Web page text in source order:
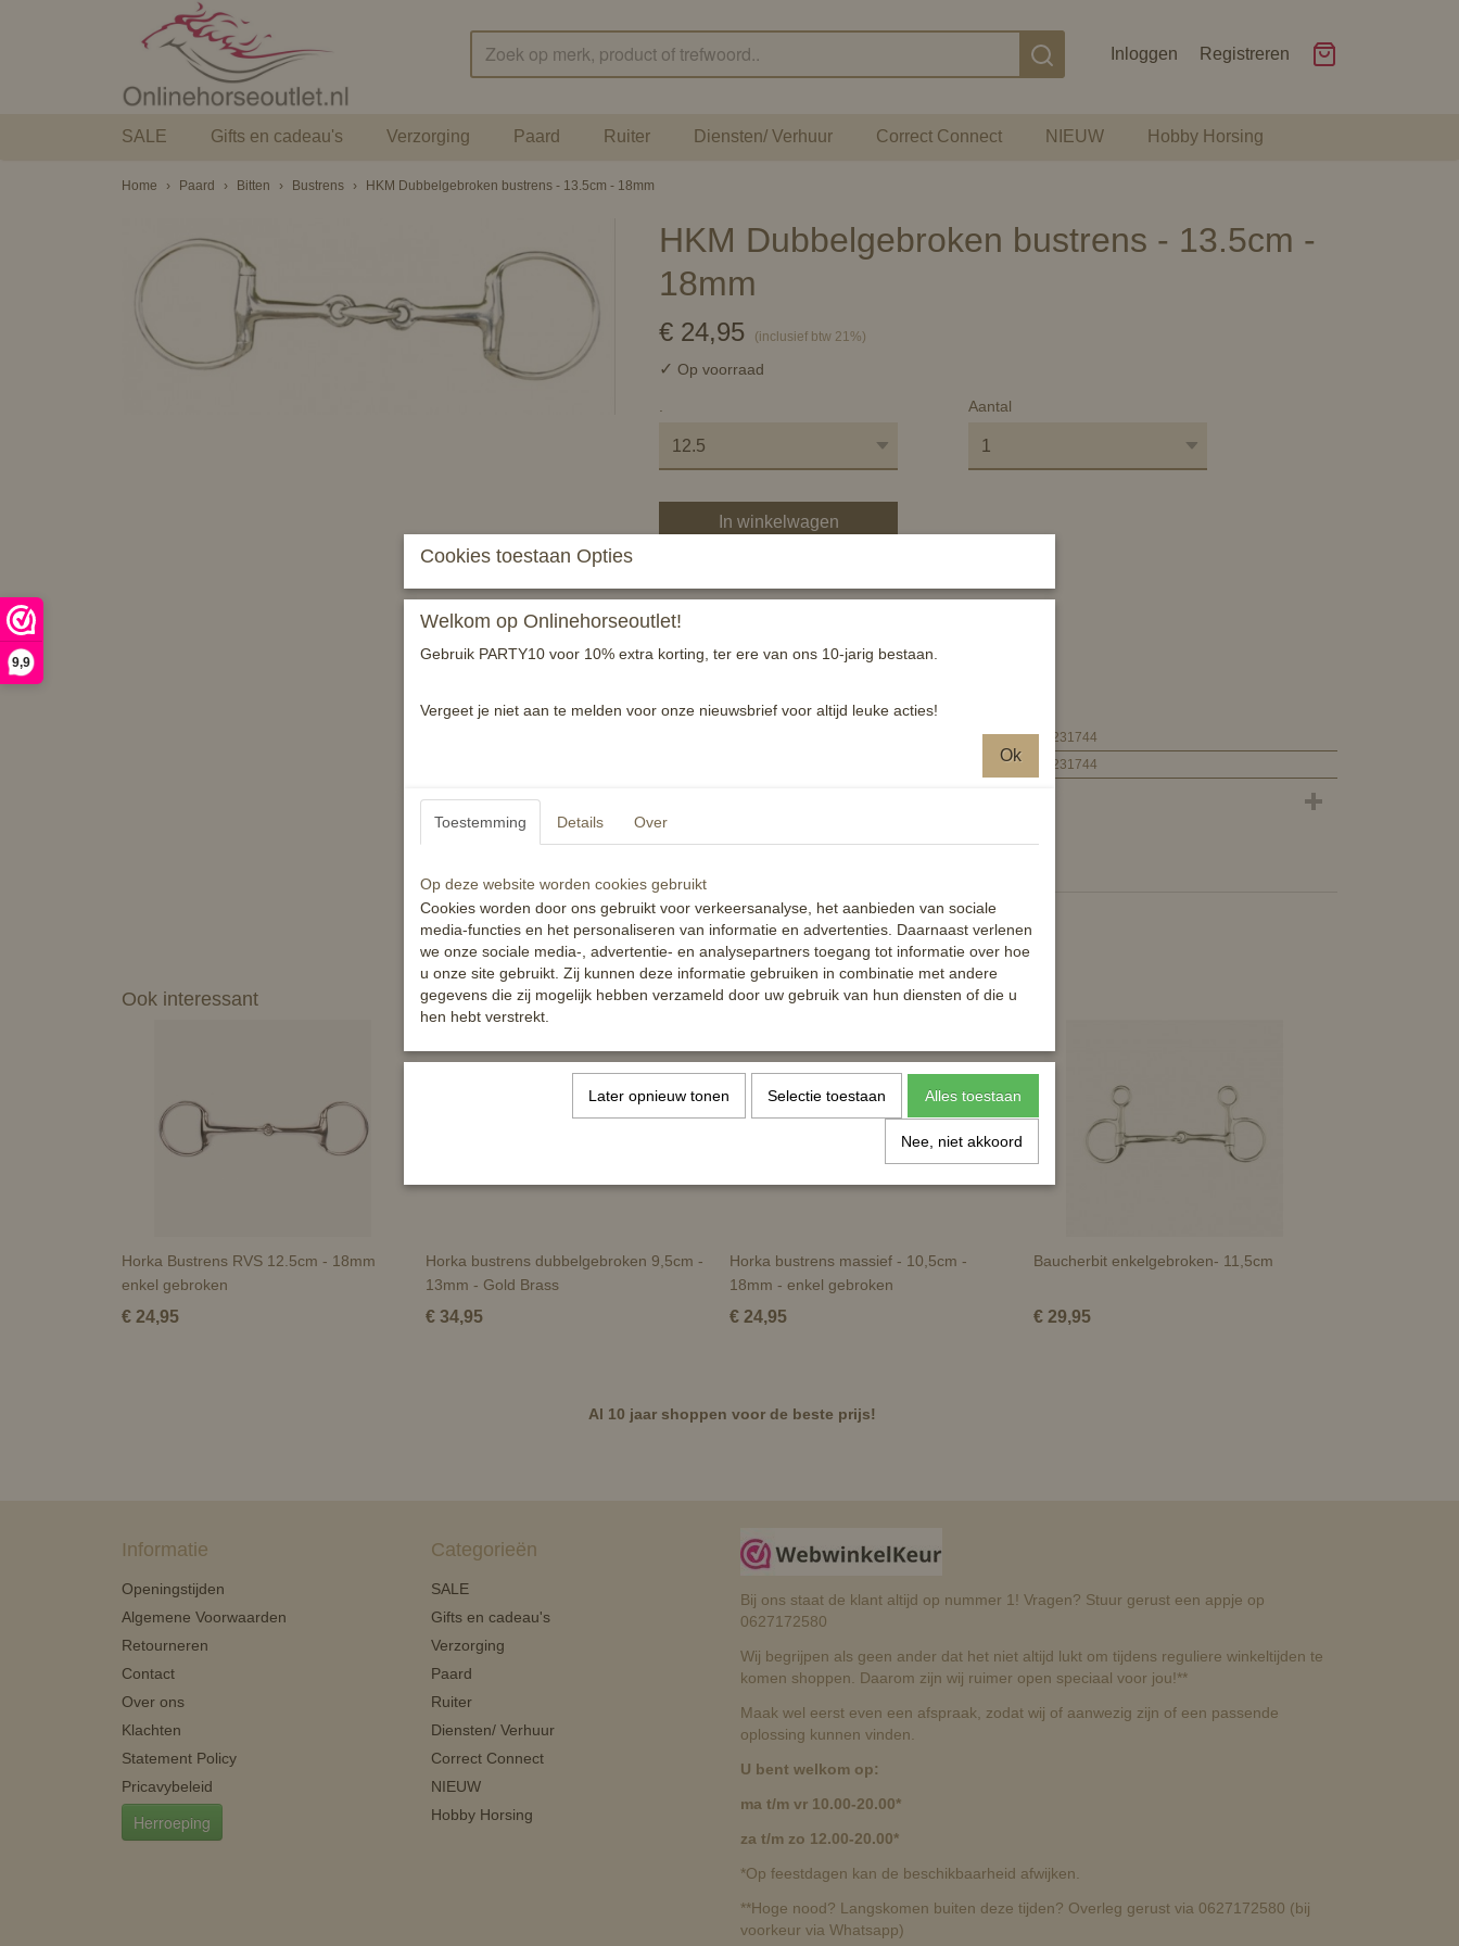
9,9
Inloggen Registreren
SALE Gifts en cadeau's Verzorging Paard Ruiter Diensten/ Verhuur Correct Connect NIEUW Hobby Horsing
Home › Paard › Bitten › Bustrens › HKM Dubbelgebroken bustrens - 13.5cm - 18mm
HKM Dubbelgebroken bustrens - 13.5cm -
18mm
€ 24,95 (inclusief btw 21%)
✓ Op voorraad
Aantal
In winkelwagen
Doorsnee bitring 65mm
Dikte mondstuk 18mm
Specificaties
4000315231744
4000315231744
Ook interessant
Horka Bustrens RVS 12.5cm - 18mm
enkel gebroken
€ 24,95
Horka bustrens dubbelgebroken 9,5cm -
13mm - Gold Brass
€ 34,95
Horka bustrens massief - 10,5cm -
18mm - enkel gebroken
€ 24,95
Baucherbit enkelgebroken- 11,5cm
€ 29,95
Al 10 jaar shoppen voor de beste prijs!
Informatie
Openingstijden
Algemene Voorwaarden
Retourneren
Contact
Over ons
Klachten
Statement Policy
Pricavybeleid
Herroeping
Categorieën
SALE
Gifts en cadeau's
Verzorging
Paard
Ruiter
Diensten/ Verhuur
Correct Connect
NIEUW
Hobby Horsing
Bij ons staat de klant altijd op nummer 1! Vragen? Stuur gerust een appje op
0627172580
Wij begrijpen als geen ander dat het niet altijd lukt om tijdens reguliere winkeltijden te
komen shoppen. Daarom zijn wij ruimer open speciaal voor jou!**
Maak wel eerst even een afspraak, zodat wij of aanwezig zijn of een passende
oplossing kunnen vinden.
U bent welkom op:
ma t/m vr 10.00-20.00*
za t/m zo 12.00-20.00*
*Op feestdagen kan de beschikbaarheid afwijken.
**Hoge nood? Langskomen buiten deze tijden? Overleg gerust via 0627172580 (bij
voorkeur via Whatsapp)
Cookies toestaan Opties
Welkom op Onlinehorseoutlet!
Gebruik PARTY10 voor 10% extra korting, ter ere van ons 10-jarig bestaan.
Vergeet je niet aan te melden voor onze nieuwsbrief voor altijd leuke acties!
Ok
Toestemming Details Over
Op deze website worden cookies gebruikt
Cookies worden door ons gebruikt voor verkeersanalyse, het aanbieden van sociale
media-functies en het personaliseren van informatie en advertenties. Daarnaast verlenen
we onze sociale media-, advertentie- en analysepartners toegang tot informatie over hoe
u onze site gebruikt. Zij kunnen deze informatie gebruiken in combinatie met andere
gegevens die zij mogelijk hebben verzameld door uw gebruik van hun diensten of die u
hen hebt verstrekt.
Later opnieuw tonen Selectie toestaan Alles toestaan
Nee, niet akkoord